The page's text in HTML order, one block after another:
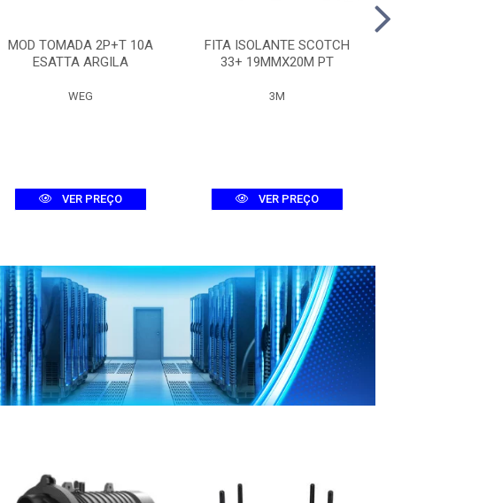
MOD TOMADA 2P+T 10A
ESATTA ARGILA
WEG
VER PREÇO
FITA ISOLANTE SCOTCH
33+ 19MMX20M PT
3M
VER PREÇO